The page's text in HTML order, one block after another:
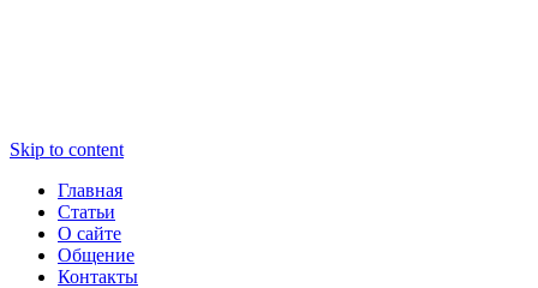
Skip to content
Главная
Статьи
О сайте
Общение
Контакты